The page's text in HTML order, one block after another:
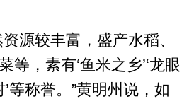
较丰富，盛产水稻、
等，素有‘鱼米之乡’‘龙眼
’等称誉。”黄明州说，如